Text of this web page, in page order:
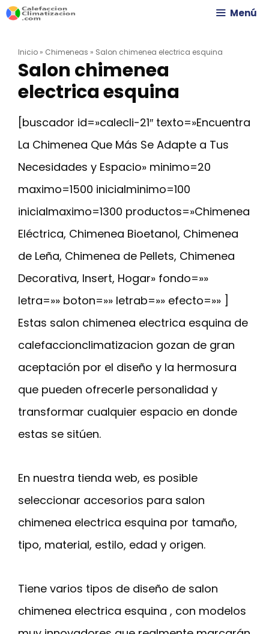
Saltar
contenido
Menú
Inicio » Chimeneas » Salon chimenea electrica esquina
Salon chimenea
electrica esquina
[buscador id=»calecli-21″ texto=»Encuentra
La Chimenea Que Más Se Adapte a Tus
Necesidades y Espacio» minimo=20
maximo=1500 inicialminimo=100
inicialmaximo=1300 productos=»Chimenea
Eléctrica, Chimenea Bioetanol, Chimenea
de Leña, Chimenea de Pellets, Chimenea
Decorativa, Insert, Hogar» fondo=»»
letra=»» boton=»» letrab=»» efecto=»» ]
Estas salon chimenea electrica esquina de
calefaccionclimatizacion gozan de gran
aceptación por el diseño y la hermosura
que pueden ofrecerle personalidad y
transformar cualquier espacio en donde
estas se sitúen.
En nuestra tienda web, es posible
seleccionar accesorios para salon
chimenea electrica esquina por tamaño,
tipo, material, estilo, edad y origen.
Tiene varios tipos de diseño de salon
chimenea electrica esquina , con modelos